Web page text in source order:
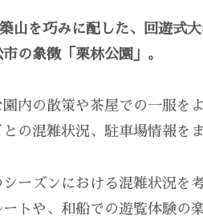
山を巧みに配した、回遊式
の象徴「栗林公園」。
内の散策や茶屋での一服を
の混雑状況、駐車場情報を
ーズンにおける混雑状況を
トや、和船での遊覧体験の